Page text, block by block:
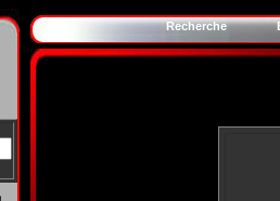
Recherche